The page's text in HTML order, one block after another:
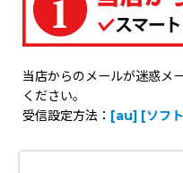
当店からのメールが迷惑メ
ください。
受信設定方法： [au] [ソフ